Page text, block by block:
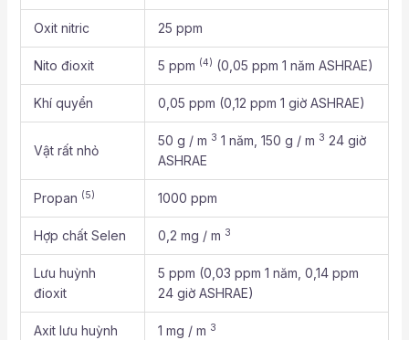
Oxit nitric 25 ppm
Nito đioxit 5 ppm (4) (0,05 ppm 1 năm ASHRAE)
Khí quyển 0,05 ppm (0,12 ppm 1 giờ ASHRAE)
Vật rất nhỏ
50 g / m 3 1 năm, 150 g / m 3 24 giờ
ASHRAE
Propan (5) 1000 ppm
Hợp chất Selen 0,2 mg / m 3
Lưu huỳnh
đioxit
5 ppm (0,03 ppm 1 năm, 0,14 ppm
24 giờ ASHRAE)
Axit lưu huỳnh 1 mg / m 3